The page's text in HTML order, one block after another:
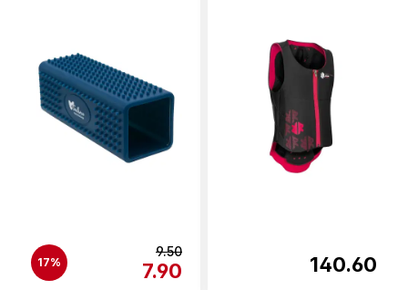
17%
9.50
7.90 140.60